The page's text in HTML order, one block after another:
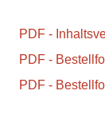
PDF -
PDF -
PDF -